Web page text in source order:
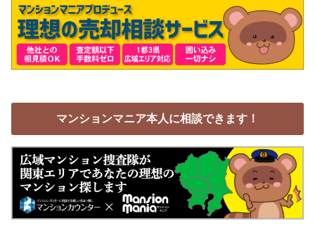
マンションマニア本人に相談できます！